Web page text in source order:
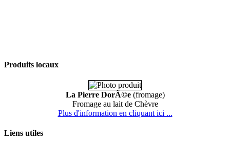
Produits locaux
La Pierre DorÃ©e(fromage)
Fromage au lait de Chèvre
Plus d'information en cliquant ici ...
Liens utiles